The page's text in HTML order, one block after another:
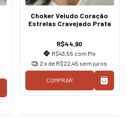
Choker Veludo Coração
Estrelas Cravejado Prata
R$44,90
R$43,55 com Pix
2 x de R$22,45 sem juros
COMPRAR